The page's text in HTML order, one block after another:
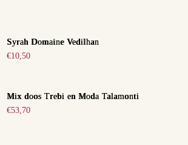
Syrah Domaine Vedilhan
€10,50
Mix doos Trebi en Moda Talamonti
€53,70